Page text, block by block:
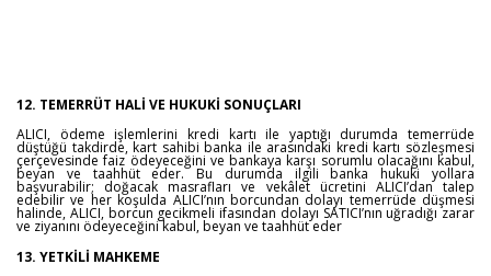
12. TEMERRÜT HALİ VE HUKUKİ SONUÇLARI
ALICI, ödeme işlemlerini kredi kartı ile yaptığı durumda temerrüde
düştüğü takdirde, kart sahibi banka ile arasındaki kredi kartı sözleşmesi
çerçevesinde faiz ödeyeceğini ve bankaya karşı sorumlu olacağını kabul,
beyan ve taahhüt eder. Bu durumda ilgili banka hukuki yollara
başvurabilir; doğacak masrafları ve vekâlet ücretini ALICI’dan talep
edebilir ve her koşulda ALICI’nın borcundan dolayı temerrüde düşmesi
halinde, ALICI, borcun gecikmeli ifasından dolayı SATICI’nın uğradığı zarar
ve ziyanını ödeyeceğini kabul, beyan ve taahhüt eder
13. YETKİLİ MAHKEME